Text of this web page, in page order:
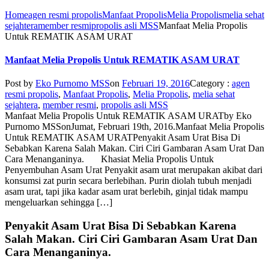
Homeagen resmi propolisManfaat PropolisMelia Propolismelia sehat
sejahteramember resmipropolis asli MSSManfaat Melia Propolis
Untuk REMATIK ASAM URAT
Manfaat Melia Propolis Untuk REMATIK ASAM URAT
Post by Eko Purnomo MSSon Februari 19, 2016Category : agen
resmi propolis, Manfaat Propolis, Melia Propolis, melia sehat
sejahtera, member resmi, propolis asli MSS
Manfaat Melia Propolis Untuk REMATIK ASAM URATby Eko
Purnomo MSSonJumat, Februari 19th, 2016.Manfaat Melia Propolis
Untuk REMATIK ASAM URATPenyakit Asam Urat Bisa Di
Sebabkan Karena Salah Makan. Ciri Ciri Gambaran Asam Urat Dan
Cara Menanganinya. Khasiat Melia Propolis Untuk
Penyembuhan Asam Urat Penyakit asam urat merupakan akibat dari
konsumsi zat purin secara berlebihan. Purin diolah tubuh menjadi
asam urat, tapi jika kadar asam urat berlebih, ginjal tidak mampu
mengeluarkan sehingga […]
Penyakit Asam Urat Bisa Di Sebabkan Karena
Salah Makan. Ciri Ciri Gambaran Asam Urat Dan
Cara Menanganinya.